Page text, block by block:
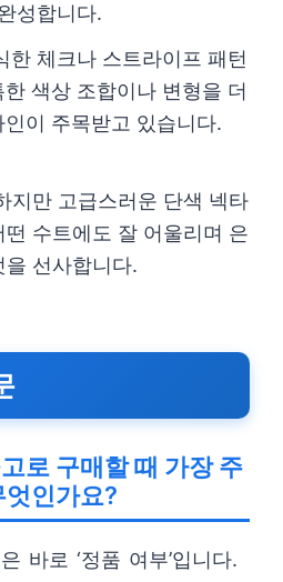
성합니다.
한 체크나 스트라이프 패턴
한 색상 조합이나 변형을 더
인이 주목받고 있습니다.
지만 고급스러운 단색 넥타
떤 수트에도 잘 어울리며 은
을 선사합니다.
로 구매할 때 가장 주
엇인가요?
바로 ‘정품 여부’입니다.